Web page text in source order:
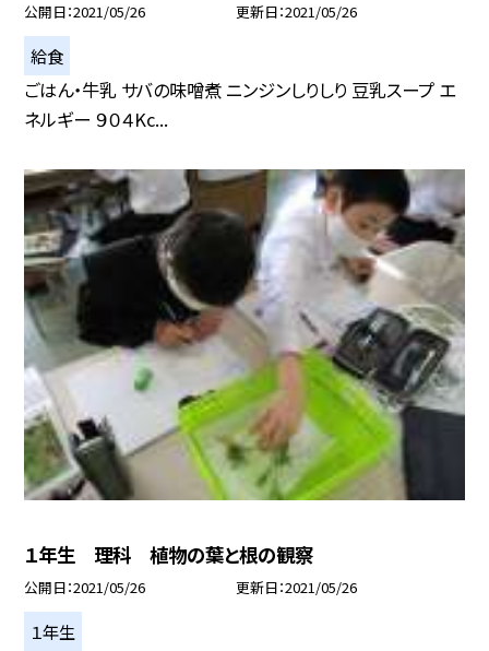
公開日 2021/05/26 更新日 2021/05/26
給食
ごはん・牛乳 サバの味噌煮 ニンジンしりしり 豆乳スープ エ
ネルギー ９０４Kc...
１年生 理科 植物の葉と根の観察
公開日 2021/05/26 更新日 2021/05/26
１年生